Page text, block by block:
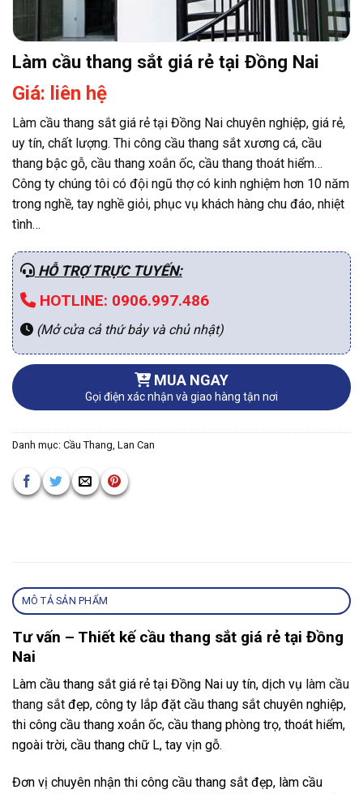
Làm cầu thang sắt giá rẻ tại Đồng Nai
Giá: liên hệ
Làm cầu thang sắt giá rẻ tại Đồng Nai chuyên nghiệp, giá rẻ,
uy tín, chất lượng. Thi công cầu thang sắt xương cá, cầu
thang bậc gỗ, cầu thang xoắn ốc, cầu thang thoát hiểm…
Công ty chúng tôi có đội ngũ thợ có kinh nghiệm hơn 10 năm
trong nghề, tay nghề giỏi, phục vụ khách hàng chu đáo, nhiệt
tình…
HỖ TRỢ TRỰC TUYẾN:
HOTLINE: 0906.997.486
(Mở cửa cả thứ bảy và chủ nhật)
MUA NGAY
Gọi điện xác nhận và giao hàng tận nơi
Danh mục: Cầu Thang, Lan Can
MÔ TẢ SẢN PHẨM
Tư vấn – Thiết kế cầu thang sắt giá rẻ tại Đồng
Nai
Làm cầu thang sắt giá rẻ tại Đồng Nai uy tín, dịch vụ làm cầu
thang sắt đẹp, công ty lắp đặt cầu thang sắt chuyên nghiệp,
thi công cầu thang xoắn ốc, cầu thang phòng trọ, thoát hiểm,
ngoài trời, cầu thang chữ L, tay vịn gỗ.
Đơn vị chuyên nhận thi công cầu thang sắt đẹp, làm cầu